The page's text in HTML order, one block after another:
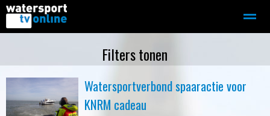
Motorboot-sloep Adverteren
Filters tonen
Watersportverbond spaaractie voor
KNRM cadeau